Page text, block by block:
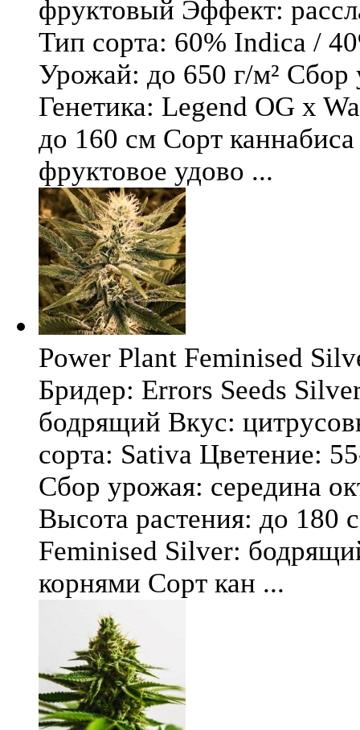
фруктовый Эффект:
Тип сорта: 60% Indica /
Урожай: до 650 г/м² Сбор
Генетика: Legend OG x
до 160 см Сорт
фруктовое удово ...
Power Plant Feminised
Бридер: Errors Seeds
бодрящий Вкус:
сорта: Sativa Цветение:
Сбор урожая: середина
Высота растения: до 180
Feminised Silver:
корнями Сорт кан ...